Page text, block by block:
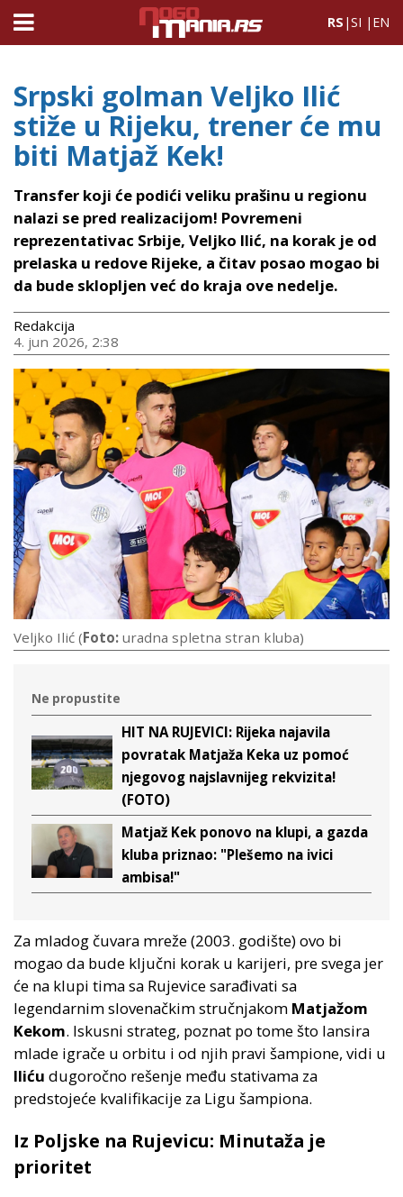
RS |SI | EN
Srpski golman Veljko Ilić
stiže u Rijeku, trener će mu
biti Matjaž Kek!
Transfer koji će podići veliku prašinu u regionu
nalazi se pred realizacijom! Povremeni
reprezentativac Srbije, Veljko Ilić, na korak je od
prelaska u redove Rijeke, a čitav posao mogao bi
da bude sklopljen već do kraja ove nedelje.
Redakcija
4. jun 2026, 2:38
Veljko Ilić (Foto: uradna spletna stran kluba)
Ne propustite
HIT NA RUJEVICI: Rijeka najavila
povratak Matjaža Keka uz pomoć
njegovog najslavnijeg rekvizita!
(FOTO)
Matjaž Kek ponovo na klupi, a gazda
kluba priznao: "Plešemo na ivici
ambisa!"
Za mladog čuvara mreže (2003. godište) ovo bi
mogao da bude ključni korak u karijeri, pre svega jer
će na klupi tima sa Rujevice sarađivati sa
legendarnim slovenačkim stručnjakom Matjažom
Kekom. Iskusni strateg, poznat po tome što lansira
mlade igrače u orbitu i od njih pravi šampione, vidi u
Iliću dugoročno rešenje među stativama za
predstojeće kvalifikacije za Ligu šampiona.
Iz Poljske na Rujevicu: Minutaža je
prioritet